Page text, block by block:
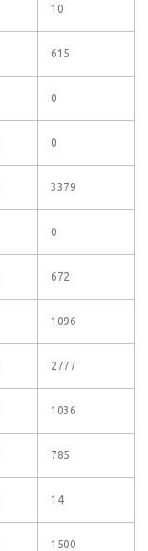
10
615
0
0
3379
0
672
1096
2777
1036
785
14
1500